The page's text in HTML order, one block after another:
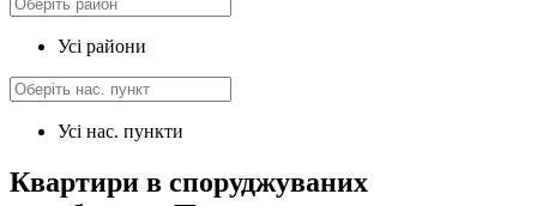
Усі райони
Усі нас. пункти
Квартири в споруджуваних